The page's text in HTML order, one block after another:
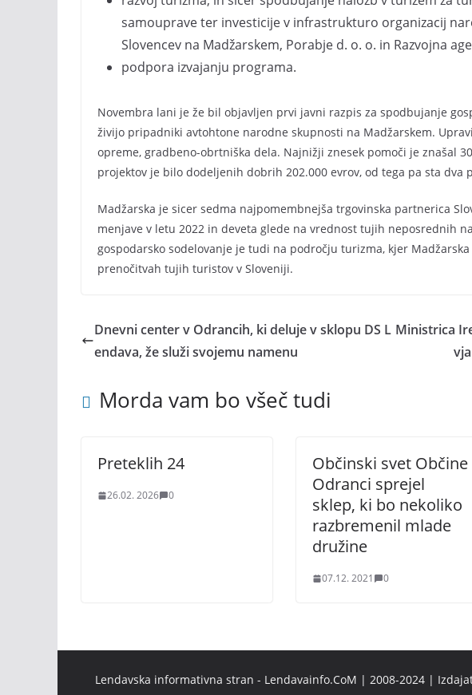
samouprave ter investicije v infrastrukturo organizacij
Slovencev na Madžarskem, Porabje d. o. o. in Razvojna
podpora izvajanju programa.
Novembra lani je že bil objavljen prvi javni razpis za spodbujanje
živijo pripadniki avtohtone narodne skupnosti na Madžarskem.
opreme, gradbeno-obrtniška dela. Najnižji znesek pomoči je znašal
projektov je bilo dodeljenih dobrih 202.000 evrov, od tega pa sta dva
Madžarska je sicer sedma najpomembnejša trgovinska partnerica
menjave v letu 2022 in deveta glede na vrednost tujih neposrednih
gospodarsko sodelovanje je tudi na področju turizma, kjer
prenočitvah tujih turistov v Sloveniji.
Dnevni center v Odrancih, ki deluje v sklopu DS L
endava, že služi svojemu namenu
Ministrica
Morda vam bo všeč tudi
Preteklih 24
26.02. 2026 0
Občinski svet Občine
Odranci sprejel
sklep, ki bo nekoliko
razbremenil mlade
družine
07.12. 2021 0
Lendavska informativna stran - Lendavainfo.CoM | 2008-2024 |